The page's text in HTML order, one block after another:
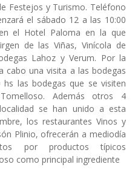
Festejos y Turismo. Teléfono
el sábado 12 a las 10:00
el Hotel Paloma en la que
de las Viñas, Vinícola de
Lahoz y Verum. Por la
cabo una visita a las bodegas
las bodegas que se visiten
Además otros 4
se han unido a esta
los restaurantes Vinos y
Plinio, ofrecerán a mediodía
por productos típicos
como principal ingrediente